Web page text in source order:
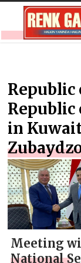
Republic
in
Meeting
National